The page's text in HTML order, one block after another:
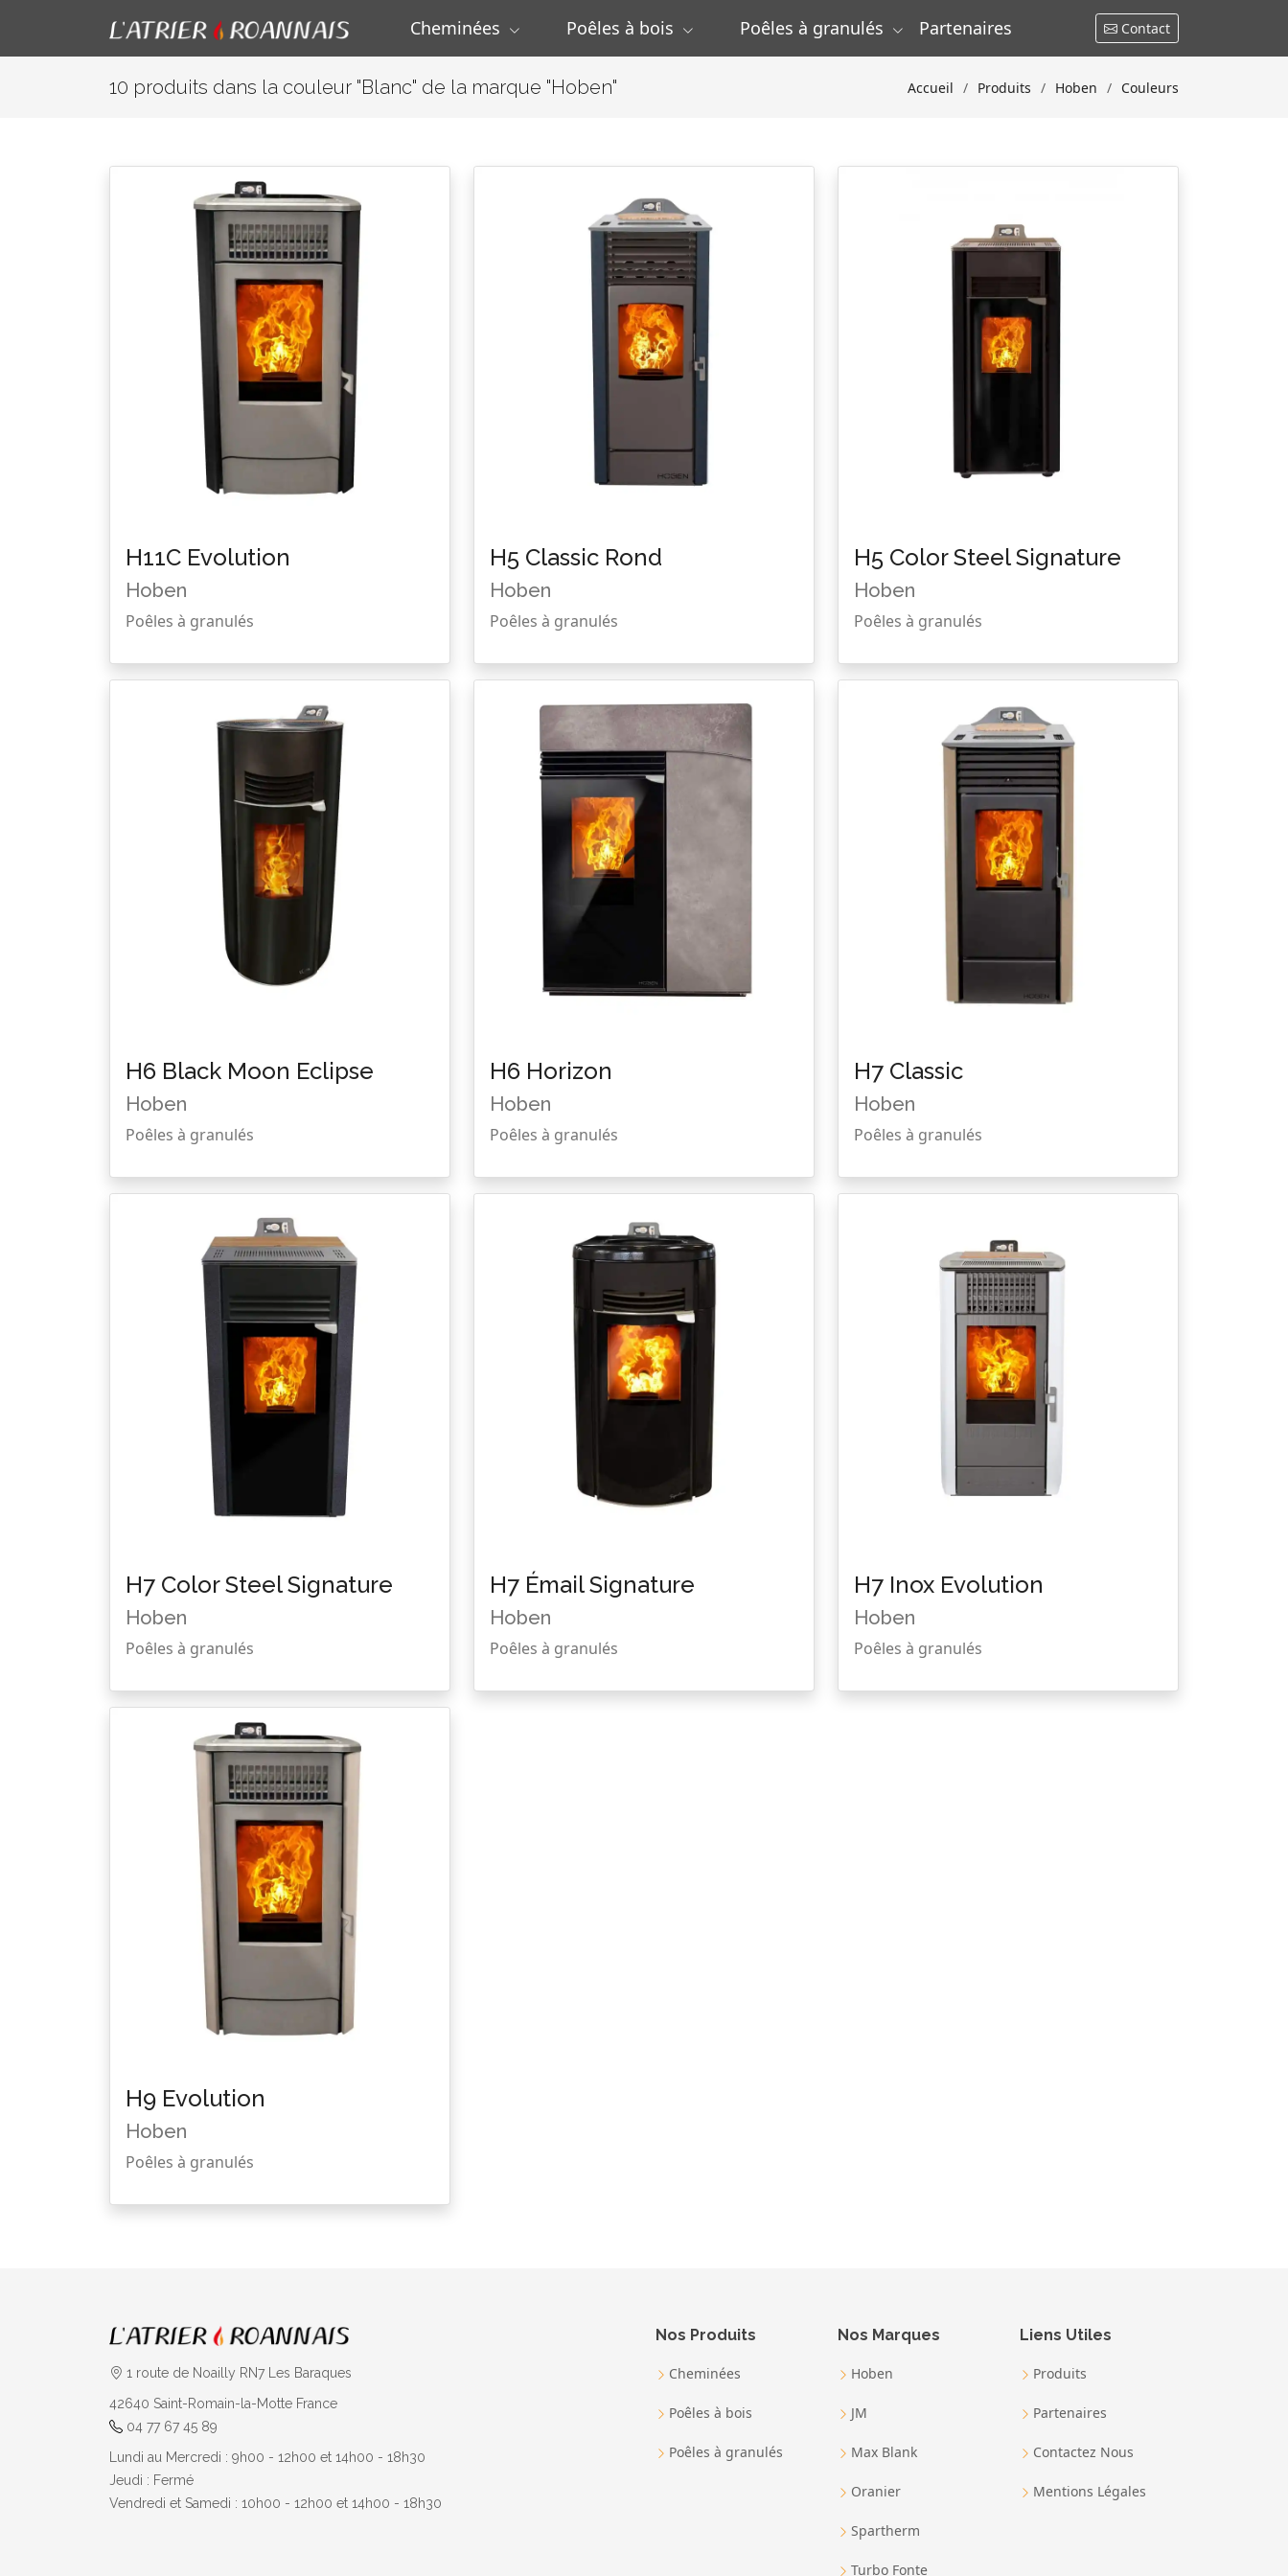
Cheminées Poêles à bois Poêles à granulés Partenaires Contact
10 produits dans la couleur "Blanc" de la marque "Hoben" Accueil Produits Hoben Couleurs
H11C Evolution
Hoben
Poêles à granulés
H5 Classic Rond
Hoben
Poêles à granulés
H5 Color Steel Signature
Hoben
Poêles à granulés
H6 Black Moon Eclipse
Hoben
Poêles à granulés
H6 Horizon
Hoben
Poêles à granulés
H7 Classic
Hoben
Poêles à granulés
H7 Color Steel Signature
Hoben
Poêles à granulés
H7 Émail Signature
Hoben
Poêles à granulés
H7 Inox Evolution
Hoben
Poêles à granulés
H9 Evolution
Hoben
Poêles à granulés
1 route de Noailly RN7 Les Baraques
42640 Saint-Romain-la-Motte France
04 77 67 45 89
Lundi au Mercredi : 9h00 - 12h00 et 14h00 - 18h30
Jeudi : Fermé
Vendredi et Samedi : 10h00 - 12h00 et 14h00 - 18h30
Nos Produits
Cheminées
Poêles à bois
Poêles à granulés
Nos Marques
Hoben
JM
Max Blank
Oranier
Spartherm
Turbo Fonte
Liens Utiles
Produits
Partenaires
Contactez Nous
Mentions Légales